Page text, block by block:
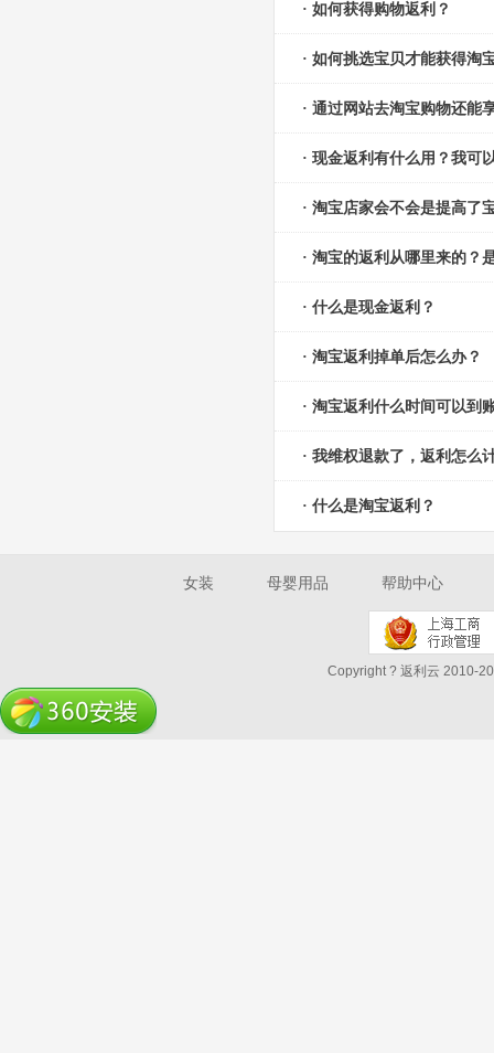
· 如何获得购物返利？
· 如何挑选宝贝才能获得淘
· 通过网站去淘宝购物还能
· 现金返利有什么用？我可
· 淘宝店家会不会是提高了
· 淘宝的返利从哪里来的？
· 什么是现金返利？
· 淘宝返利掉单后怎么办？
· 淘宝返利什么时间可以到
· 我维权退款了，返利怎么
· 什么是淘宝返利？
女装 母婴用品 帮助中心
Copyright ? 返利云 2010-